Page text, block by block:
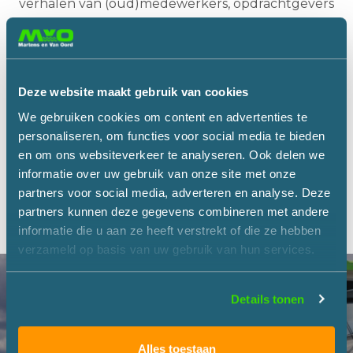
Deze website maakt gebruik van cookies
We gebruiken cookies om content en advertenties te
personaliseren, om functies voor social media te bieden
en om ons websiteverkeer te analyseren. Ook delen we
informatie over uw gebruik van onze site met onze
partners voor social media, adverteren en analyse. Deze
partners kunnen deze gegevens combineren met andere
informatie die u aan ze heeft verstrekt of die ze hebben
verzameld op basis van uw gebruik van hun services.
Details tonen
Alles toestaan
verhalen van (oud)medewerkers, opdrachtgevers
Oord.
De mensen die het maken De projectleider vertelt
De opdrachtgever aan het woord
De omgevingsmanager vertelt Duurzaamheid
Projectterugblik